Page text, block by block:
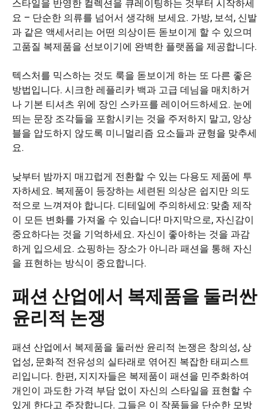
스타일을 반영한 컬렉션을 큐레이팅하는 것부터 시작하세
요 – 단순한 의류를 넘어서 생각해 보세요. 가방, 보석, 신발
과 같은 액세서리는 어떤 의상이든 돋보이게 할 수 있으며
고품질 복제품을 선보이기에 완벽한 플랫폼을 제공합니다.
텍스처를 믹스하는 것도 룩을 돋보이게 하는 또 다른 좋은
방법입니다. 시크한 레플리카 백과 고급 데님을 매치하거
나 기본 티셔츠 위에 장인 스카프를 레이어드하세요. 눈에
띄는 문장 조각들을 포함시키는 것을 주저하지 말고, 앙상
블을 압도하지 않도록 미니멀리즘 요소들과 균형을 맞추세
요.
낮부터 밤까지 매끄럽게 전환할 수 있는 다용도 제품에 투
자하세요. 복제품이 등장하는 세련된 의상은 쉽지만 의도
적으로 느껴져야 합니다. 디테일에 주의하세요: 맞춤 제작
이 모든 변화를 가져올 수 있습니다! 마지막으로, 자신감이
중요하다는 것을 기억하세요. 자신이 좋아하는 것을 과감
하게 입으세요. 쇼핑하는 장소가 아니라 패션을 통해 자신
을 표현하는 방식이 중요합니다.
패션 산업에서 복제품을 둘러싼
윤리적 논쟁
패션 산업에서 복제품을 둘러싼 윤리적 논쟁은 창의성, 상
업성, 문화적 전유성의 실타래로 엮어진 복잡한 태피스트
리입니다. 한편, 지지자들은 복제품이 패션을 민주화하여
개인이 과도한 가격 부담 없이 자신의 스타일을 표현할 수
있게 한다고 주장합니다. 그들은 이 작품들을 단순한 모방